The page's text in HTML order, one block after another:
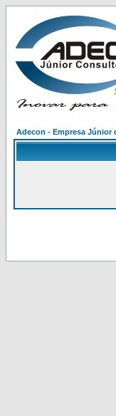
Adecon - Empresa Júnior